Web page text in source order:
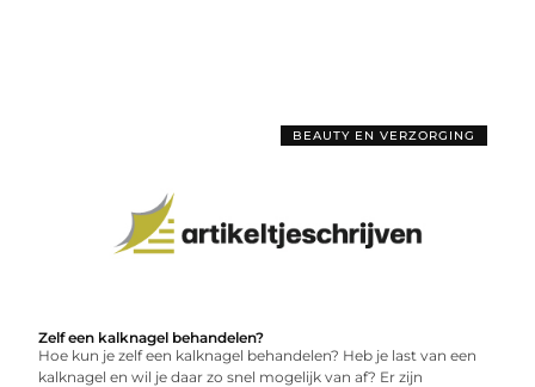
BEAUTY EN VERZORGING
Zelf een kalknagel behandelen?
Hoe kun je zelf een kalknagel behandelen? Heb je last van een
kalknagel en wil je daar zo snel mogelijk van af? Er zijn